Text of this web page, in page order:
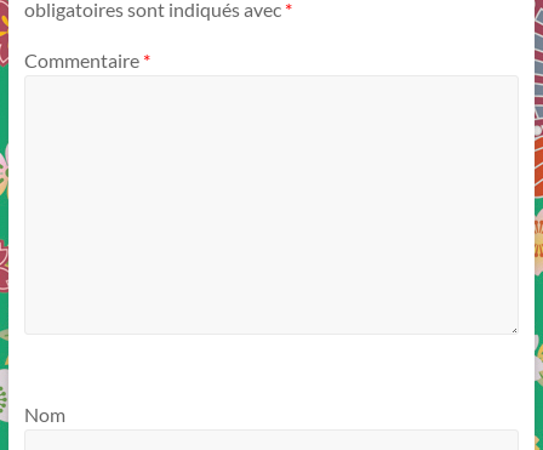
obligatoires sont indiqués avec *
Commentaire *
Nom